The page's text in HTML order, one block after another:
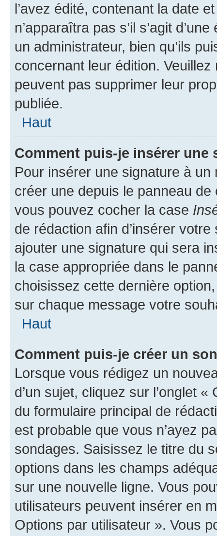
l’avez édité, contenant la date
n’apparaîtra pas s’il s’agit
un administrateur, bien qu’ils
concernant leur édition.
peuvent pas supprimer leur
publiée.
Haut
Comment puis-je insérer une
Pour insérer une signature à
créer une depuis le panneau de
vous pouvez cocher la case
de rédaction afin d’insérer
ajouter une signature qui sera
la case appropriée dans le
choisissez cette dernière
sur chaque message votre
Haut
Comment puis-je créer un
Lorsque vous rédigez un
d’un sujet, cliquez sur l’onglet
du formulaire principal de
est probable que vous n’ayez
sondages. Saisissez le titre du
options dans les champs
sur une nouvelle ligne. Vous
utilisateurs peuvent insérer en
Options par utilisateur ». Vous